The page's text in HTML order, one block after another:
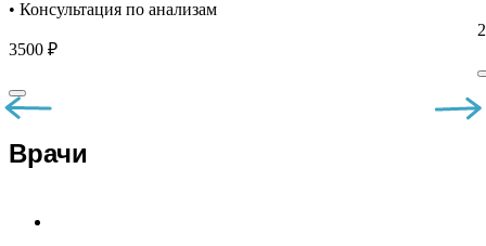
• Консультация по анализам
3500 ₽
Врачи